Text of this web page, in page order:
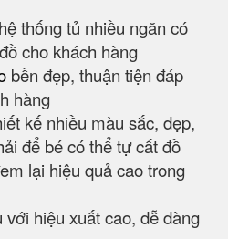
hệ thống tủ nhiều ngăn có
cho khách hàng
bền đẹp, thuận tiện đáp
hàng
kế nhiều màu sắc, đẹp,
để bé có thể tự cất đồ
lại hiệu quả cao trong
với hiệu xuất cao, dễ dàng